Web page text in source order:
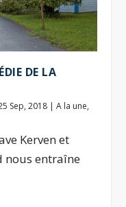
DE LA
Sep, 2018 |A la une,
Kerven et
nous entraîne